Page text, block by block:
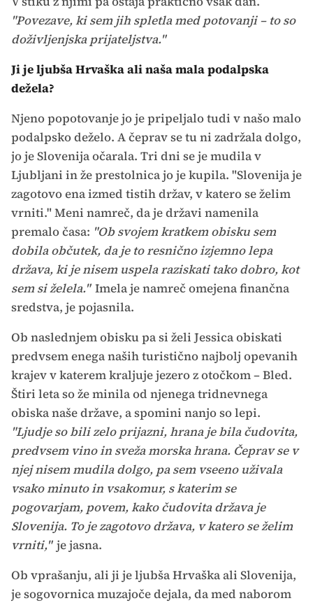
"Povezave, ki sem jih spletla med potovanji – to so
doživljenjska prijateljstva."
Ji je ljubša Hrvaška ali naša mala podalpska
dežela?
Njeno popotovanje jo je pripeljalo tudi v našo malo
podalpsko deželo. A čeprav se tu ni zadržala dolgo,
jo je Slovenija očarala. Tri dni se je mudila v
Ljubljani in že prestolnica jo je kupila. "Slovenija je
zagotovo ena izmed tistih držav, v katero se želim
vrniti." Meni namreč, da je državi namenila
premalo časa: "Ob svojem kratkem obisku sem
dobila občutek, da je to resnično izjemno lepa
država, ki je nisem uspela raziskati tako dobro, kot
sem si želela." Imela je namreč omejena finančna
sredstva, je pojasnila.
Ob naslednjem obisku pa si želi Jessica obiskati
predvsem enega naših turistično najbolj opevanih
krajev v katerem kraljuje jezero z otočkom – Bled.
Štiri leta so že minila od njenega tridnevnega
obiska naše države, a spomini nanjo so lepi.
"Ljudje so bili zelo prijazni, hrana je bila čudovita,
predvsem vino in sveža morska hrana. Čeprav se v
njej nisem mudila dolgo, pa sem vseeno uživala
vsako minuto in vsakomur, s katerim se
pogovarjam, povem, kako čudovita država je
Slovenija. To je zagotovo država, v katero se želim
vrniti," je jasna.
Ob vprašanju, ali ji je ljubša Hrvaška ali Slovenija,
je sogovornica muzajoče dejala, da med naborom